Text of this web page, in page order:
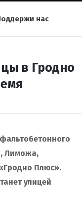
нас
в Гродно
Лиможа,
Плюс».
улицей